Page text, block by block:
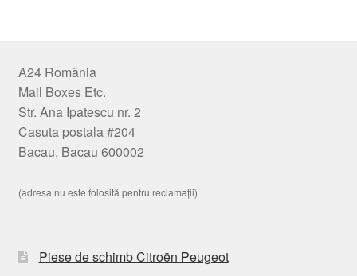
A24 România
Mail Boxes Etc.
Str. Ana Ipatescu nr. 2
Casuta postala #204
Bacau, Bacau 600002
(adresa nu este folosită pentru reclamații)
Piese de schimb Citroën Peugeot